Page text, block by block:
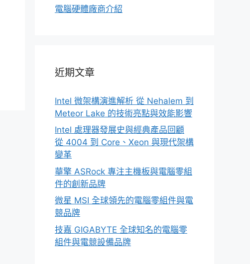
電腦硬體廠商介紹
近期文章
Intel 微架構演進解析 從 Nehalem 到
Meteor Lake 的技術亮點與效能影響
Intel 處理器發展史與經典產品回顧
從 4004 到 Core、Xeon 與現代架構
變革
華擎 ASRock 專注主機板與電腦零組
件的創新品牌
微星 MSI 全球領先的電腦零組件與電
競品牌
技嘉 GIGABYTE 全球知名的電腦零
組件與電競設備品牌